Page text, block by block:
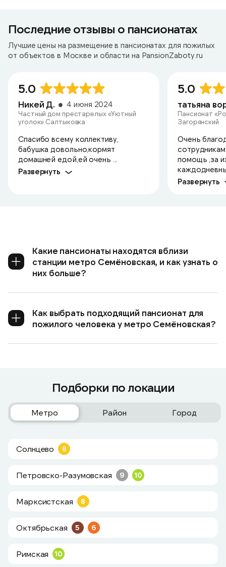
Последние отзывы о пансионатах
Лучшие цены на размещение в пансионатах для пожилых
от объектов в Москве и области на PansionZaboty.ru
5.0
Никей Д. 4 июня 2024
Частный дом престарелых «Уютный
уголок» Салтыковка
Спасибо всему коллективу,
бабушка довольно,кормят
домашней едой,ей очень ...
Развернуть
5.0
Пансионат
Загорянский
Очень
помощь ,за
Развернуть
Какие пансионаты находятся вблизи
станции метро Семёновская, и как узнать о
них больше?
Как выбрать подходящий пансионат для
пожилого человека у метро Семёновская?
Подборки по локации
Метро Район Город
Солнцево 8
Петровско-Разумовская 9 10
Марксистская 8
Октябрьская 5 6
Римская 10